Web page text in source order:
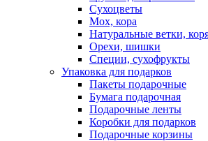
Сухоцветы
Мох, кора
Натуральные ветки,
Орехи, шишки
Специи, сухофрукты
Упаковка для подарков
Пакеты подарочные
Бумага подарочная
Подарочные ленты
Коробки для подарков
Подарочные корзины